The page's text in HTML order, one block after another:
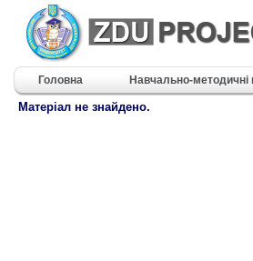
Головна Навчально-методичні
Матеріал не знайдено.